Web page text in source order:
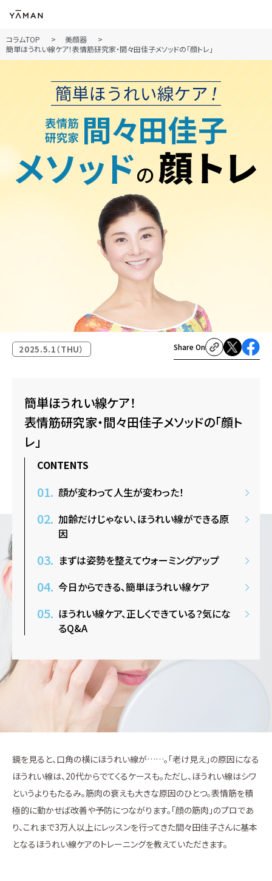
コラムTOP
美顔器
簡単ほうれい線ケア！表情筋研究家・間々田佳子メソッドの「顔トレ」
2025.5.1（THU） Share On
簡単ほうれい線ケア！
表情筋研究家・間々田佳子メソッドの「顔ト
レ」
CONTENTS
顔が変わって人生が変わった！
加齢だけじゃない、ほうれい線ができる原
因
まずは姿勢を整えてウォーミングアップ
今日からできる、簡単ほうれい線ケア
ほうれい線ケア、正しくできている？気にな
るQ&A
鏡を見ると、口角の横にほうれい線が……。「老け見え」の原因になる
ほうれい線は、20代からでてくるケースも。ただし、ほうれい線はシワ
というよりもたるみ。筋肉の衰えも大きな原因のひとつ。表情筋を積
極的に動かせば改善や予防につながります。「顔の筋肉」のプロであ
り、これまで3万人以上にレッスンを行ってきた間々田佳子さんに基本
となるほうれい線ケアのトレーニングを教えていただきます。